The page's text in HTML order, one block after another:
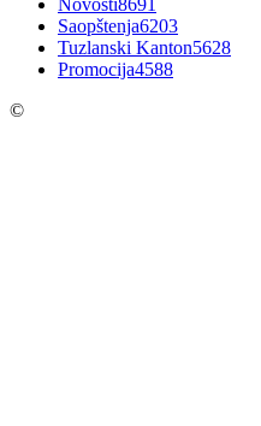
Novosti8691
Saopštenja6203
Tuzlanski Kanton5628
Promocija4588
©